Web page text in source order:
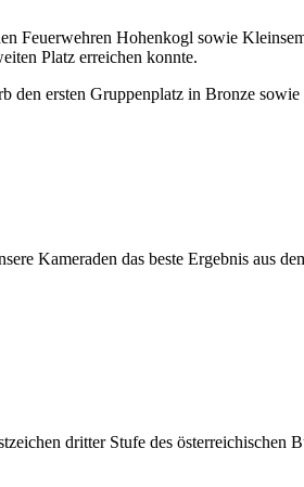
Feuerwehren Hohenkogl sowie
Platz erreichen konnte.
den ersten Gruppenplatz in Bronze
Kameraden das beste Ergebnis aus
dritter Stufe des österreichischen